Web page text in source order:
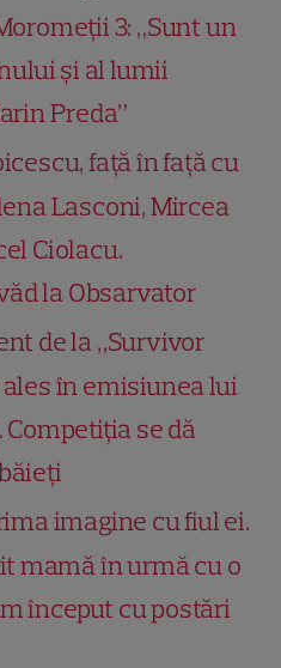
3: „Sunt un
și al lumii
Preda”
față în față cu
Lasconi, Mircea
Ciolacu.
la Obsarvator
de la „Survivor
în emisiunea lui
se dă
imagine cu fiul ei.
mamă în urmă cu o
început cu postări